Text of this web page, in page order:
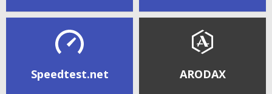
Speedtest.net ARODAX